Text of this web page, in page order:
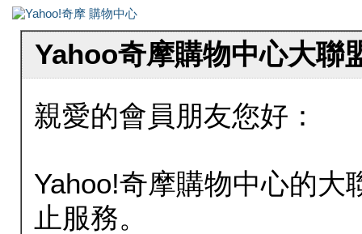
Yahoo奇摩購物中心大聯
親愛的會員朋友您好：
Yahoo!奇摩購物中心的大
止服務。